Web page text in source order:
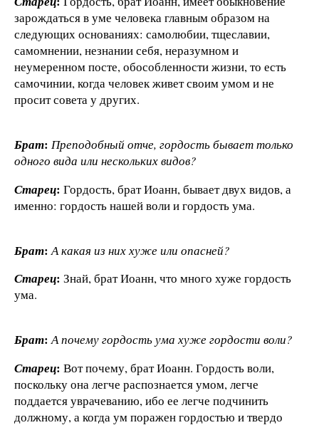
зарождаться в уме человека главным образом на
следующих основаниях: самолюбии, тщеславии,
самомнении, незнании себя, неразумном и
неумеренном посте, обособленности жизни, то есть
самочинии, когда человек живет своим умом и не
просит совета у других.
Брат: Преподобный отче, гордость бывает только
одного вида или нескольких видов?
Старец: Гордость, брат Иоанн, бывает двух видов, а
именно: гордость нашей воли и гордость ума.
Брат: А какая из них хуже или опасней?
Старец: Знай, брат Иоанн, что много хуже гордость
ума.
Брат: А почему гордость ума хуже гордости воли?
Старец: Вот почему, брат Иоанн. Гордость воли,
поскольку она легче распознается умом, легче
поддается уврачеванию, ибо ее легче подчинить
должному, а когда ум поражен гордостью и твердо